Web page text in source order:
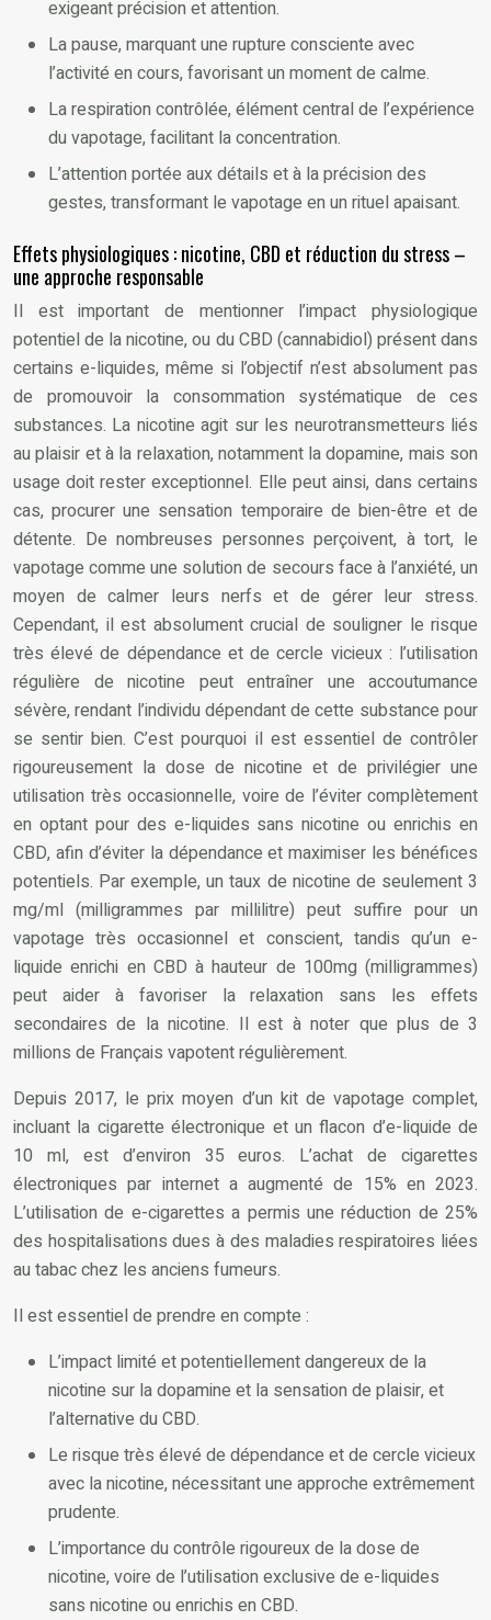
exigeant précision et attention.
La pause, marquant une rupture consciente avec
l’activité en cours, favorisant un moment de calme.
La respiration contrôlée, élément central de l’expérience
du vapotage, facilitant la concentration.
L’attention portée aux détails et à la précision des
gestes, transformant le vapotage en un rituel apaisant.
Effets physiologiques : nicotine, CBD et réduction du stress –
une approche responsable
Il est important de mentionner l’impact physiologique
potentiel de la nicotine, ou du CBD (cannabidiol) présent dans
certains e-liquides, même si l’objectif n’est absolument pas
de promouvoir la consommation systématique de ces
substances. La nicotine agit sur les neurotransmetteurs liés
au plaisir et à la relaxation, notamment la dopamine, mais son
usage doit rester exceptionnel. Elle peut ainsi, dans certains
cas, procurer une sensation temporaire de bien-être et de
détente. De nombreuses personnes perçoivent, à tort, le
vapotage comme une solution de secours face à l’anxiété, un
moyen de calmer leurs nerfs et de gérer leur stress.
Cependant, il est absolument crucial de souligner le risque
très élevé de dépendance et de cercle vicieux : l’utilisation
régulière de nicotine peut entraîner une accoutumance
sévère, rendant l’individu dépendant de cette substance pour
se sentir bien. C’est pourquoi il est essentiel de contrôler
rigoureusement la dose de nicotine et de privilégier une
utilisation très occasionnelle, voire de l’éviter complètement
en optant pour des e-liquides sans nicotine ou enrichis en
CBD, afin d’éviter la dépendance et maximiser les bénéfices
potentiels. Par exemple, un taux de nicotine de seulement 3
mg/ml (milligrammes par millilitre) peut suffire pour un
vapotage très occasionnel et conscient, tandis qu’un e-
liquide enrichi en CBD à hauteur de 100mg (milligrammes)
peut aider à favoriser la relaxation sans les effets
secondaires de la nicotine. Il est à noter que plus de 3
millions de Français vapotent régulièrement.
Depuis 2017, le prix moyen d’un kit de vapotage complet,
incluant la cigarette électronique et un flacon d’e-liquide de
10 ml, est d’environ 35 euros. L’achat de cigarettes
électroniques par internet a augmenté de 15% en 2023.
L’utilisation de e-cigarettes a permis une réduction de 25%
des hospitalisations dues à des maladies respiratoires liées
au tabac chez les anciens fumeurs.
Il est essentiel de prendre en compte :
L’impact limité et potentiellement dangereux de la
nicotine sur la dopamine et la sensation de plaisir, et
l’alternative du CBD.
Le risque très élevé de dépendance et de cercle vicieux
avec la nicotine, nécessitant une approche extrêmement
prudente.
L’importance du contrôle rigoureux de la dose de
nicotine, voire de l’utilisation exclusive de e-liquides
sans nicotine ou enrichis en CBD.